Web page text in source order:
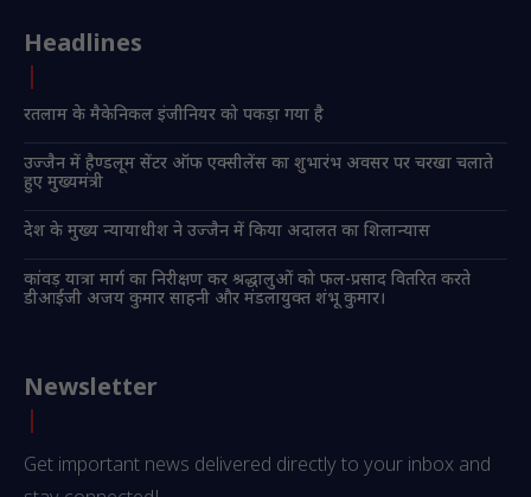
Headlines
रतलाम के मैकेनिकल इंजीनियर को पकड़ा गया है
उज्जैन में हैण्डलूम सेंटर ऑफ एक्सीलेंस का शुभारंभ अवसर पर चरखा चलाते
हुए मुख्यमंत्री
देश के मुख्य न्यायाधीश ने उज्जैन में किया अदालत का शिलान्यास
कांवड़ यात्रा मार्ग का निरीक्षण कर श्रद्धालुओं को फल-प्रसाद वितरित करते
डीआईजी अजय कुमार साहनी और मंडलायुक्त शंभू कुमार।
Newsletter
Get important news delivered directly to your inbox and